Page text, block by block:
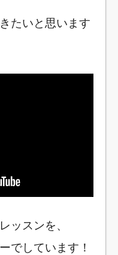
たいと思います
ッスンを、
でしています！